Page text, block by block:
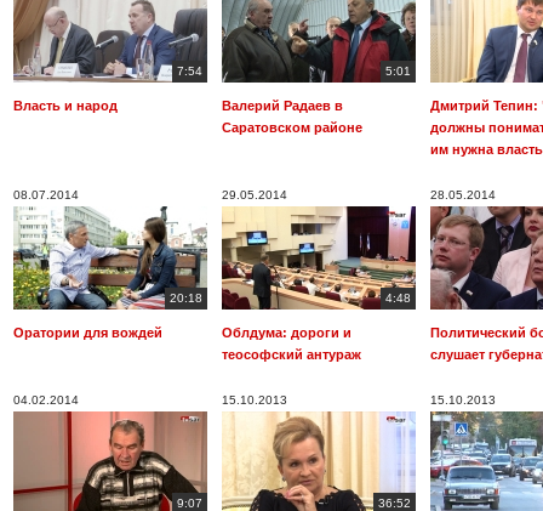
7:54
Власть и народ
5:01
Валерий Радаев в
Саратовском районе
Дмитрий
должны
им нужна
08.07.2014
20:18
Оратории для вождей
29.05.2014
4:48
Облдума: дороги и
теософский антураж
28.05.2014
Политический
слушает
04.02.2014
9:07
15.10.2013
36:52
15.10.2013